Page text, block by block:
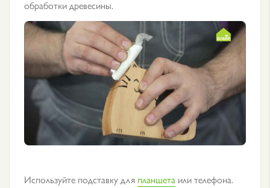
обработки древесины.
Используйте подставку для планшета или телефона.